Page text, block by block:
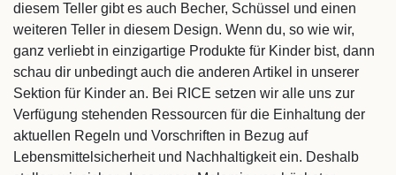
diesem Teller gibt es auch Becher, Schüssel und einen
weiteren Teller in diesem Design. Wenn du, so wie wir,
ganz verliebt in einzigartige Produkte für Kinder bist, dann
schau dir unbedingt auch die anderen Artikel in unserer
Sektion für Kinder an. Bei RICE setzen wir alle uns zur
Verfügung stehenden Ressourcen für die Einhaltung der
aktuellen Regeln und Vorschriften in Bezug auf
Lebensmittelsicherheit und Nachhaltigkeit ein. Deshalb